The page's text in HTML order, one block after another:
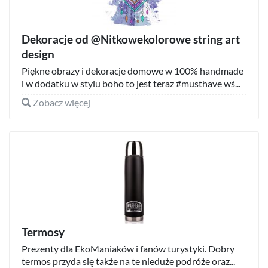
Dekoracje od @Nitkowekolorowe string art
design
Piękne obrazy i dekoracje domowe w 100% handmade
i w dodatku w stylu boho to jest teraz #musthave wś...
Zobacz więcej
Termosy
Prezenty dla EkoManiaków i fanów turystyki. Dobry
termos przyda się także na te nieduże podróże oraz...